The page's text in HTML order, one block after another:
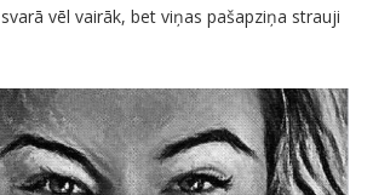
vēl vairāk, bet viņas pašapziņa strauji